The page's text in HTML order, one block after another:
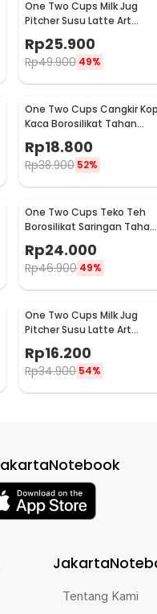
One Two Cups Milk Jug
Pitcher Susu Latte Art
150ml - J068
Rp25.900
Rp49.900 49%
One Two Cups Cangkir
Kaca Borosilikat Tahan
Panas Double Wall Cup
160ml
Rp18.800
Rp38.900 52%
One Two Cups Teko Teh
Borosilikat Saringan Tahan
757
Rp24.000
Rp46.900 49%
One Two Cups Milk Jug
Pitcher Susu Latte Art
Espresso Stainless Steel
3oz - S06HG
Rp16.200
Rp34.900 54%
Tentang Kami